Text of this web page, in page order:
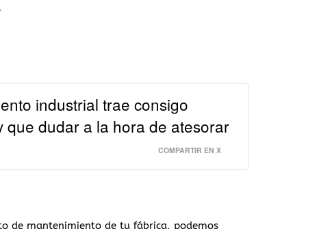
industrial trae consigo
que dudar a la hora de atesorar
COMPARTIR EN X
de mantenimiento de tu fábrica, podemos